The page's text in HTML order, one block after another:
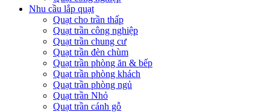
Nhu cầu lắp quạt
Quạt cho trần thấp
Quạt trần công nghiệp
Quạt trần chung cư
Quạt trần đèn chùm
Quạt trần phòng ăn & bếp
Quạt trần phòng khách
Quạt trần phòng ngủ
Quạt trần Nhỏ
Quạt trần cánh gỗ